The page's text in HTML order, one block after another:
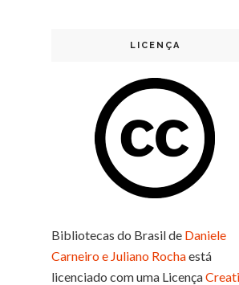
LICENÇA
Bibliotecas do Brasilde Daniele
Carneiro e Juliano Rochaestá
licenciado com uma Licença